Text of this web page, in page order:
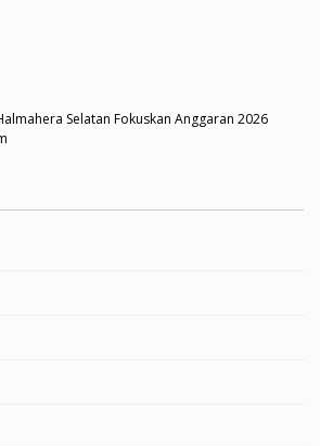
Selatan Fokuskan Anggaran 2026